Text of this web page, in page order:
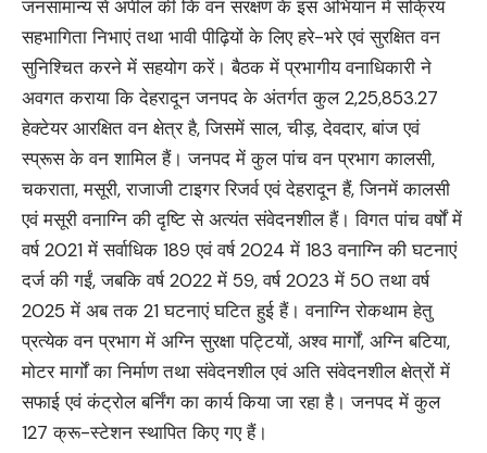
जनसामान्य से अपील की कि वन संरक्षण के इस अभियान में सक्रिय
सहभागिता निभाएं तथा भावी पीढ़ियों के लिए हरे-भरे एवं सुरक्षित वन
सुनिश्चित करने में सहयोग करें। बैठक में प्रभागीय वनाधिकारी ने
अवगत कराया कि देहरादून जनपद के अंतर्गत कुल 2,25,853.27
हेक्टेयर आरक्षित वन क्षेत्र है, जिसमें साल, चीड़, देवदार, बांज एवं
स्प्रूस के वन शामिल हैं। जनपद में कुल पांच वन प्रभाग कालसी,
चकराता, मसूरी, राजाजी टाइगर रिजर्व एवं देहरादून हैं, जिनमें कालसी
एवं मसूरी वनाग्नि की दृष्टि से अत्यंत संवेदनशील हैं। विगत पांच वर्षों में
वर्ष 2021 में सर्वाधिक 189 एवं वर्ष 2024 में 183 वनाग्नि की घटनाएं
दर्ज की गईं, जबकि वर्ष 2022 में 59, वर्ष 2023 में 50 तथा वर्ष
2025 में अब तक 21 घटनाएं घटित हुई हैं। वनाग्नि रोकथाम हेतु
प्रत्येक वन प्रभाग में अग्नि सुरक्षा पट्टियों, अश्व मार्गों, अग्नि बटिया,
मोटर मार्गों का निर्माण तथा संवेदनशील एवं अति संवेदनशील क्षेत्रों में
सफाई एवं कंट्रोल बर्निंग का कार्य किया जा रहा है। जनपद में कुल
127 क्रू-स्टेशन स्थापित किए गए हैं।